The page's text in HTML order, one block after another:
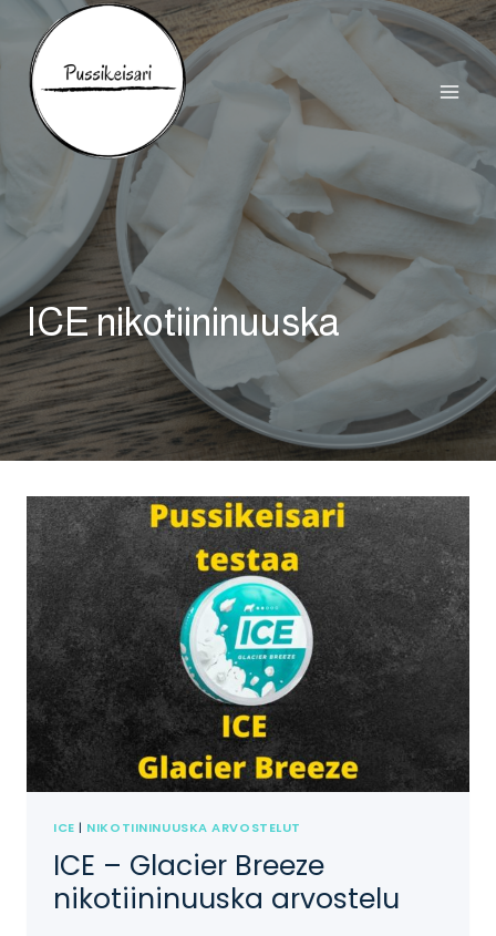
sisältöön
ICE nikotiininuuska
ICE | NIKOTIININUUSKA ARVOSTELUT
ICE – Glacier Breeze
nikotiininuuska arvostelu